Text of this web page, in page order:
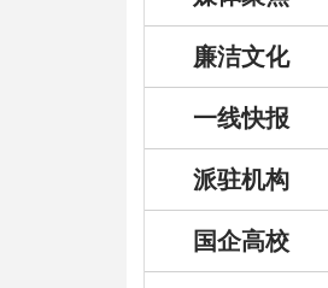
廉洁文化
一线快报
派驻机构
国企高校